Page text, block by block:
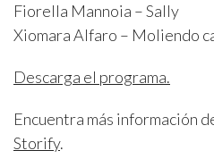
Fiorella Mannoia – Sally
Xiomara Alfaro – Moliendo
Descarga el programa.
Encuentra más información
Storify.